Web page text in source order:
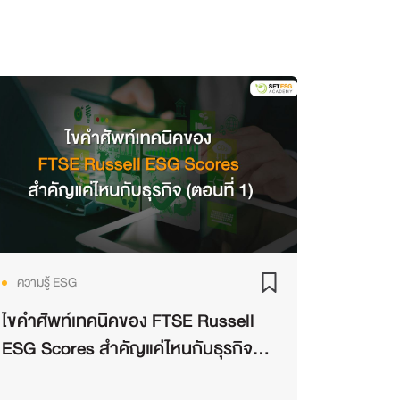
ความรู้ ESG
ไขคำศัพท์เทคนิคของ FTSE Russell
ESG Scores สำคัญแค่ไหนกับธุรกิจ